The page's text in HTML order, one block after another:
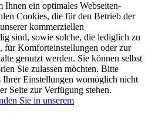
ein optimales Webseiten-
Cookies, die für den Betrieb der
kommerziellen
sind, sowie solche, die lediglich zu
für Komforteinstellungen oder zur
genutzt werden. Sie können selbst
Sie zulassen möchten. Bitte
Ihrer Einstellungen womöglich nicht
Seite zur Verfügung stehen.
Sie in unserem